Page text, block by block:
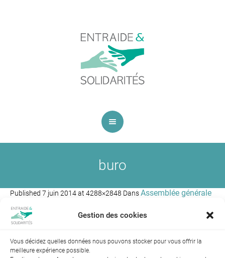
Gestion des cookies
Vous décidez quelles données nous pouvons stocker pour vous offrir la
meilleure expérience possible.
buro
Published 7 juin 2014at 4288×2848 DansAssemblée générale
← Précédent